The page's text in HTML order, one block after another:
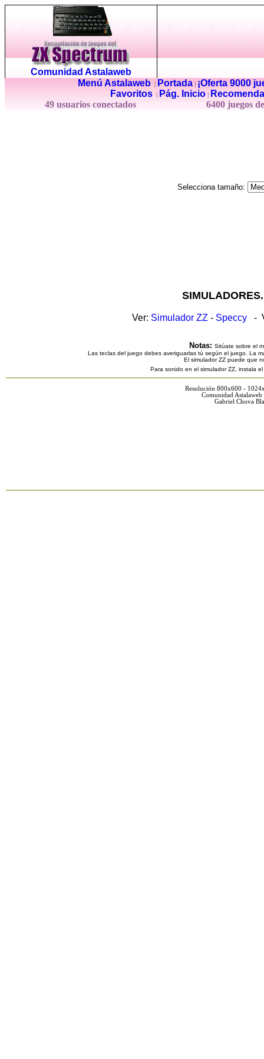
Comunidad Astalaweb
Menú Astalaweb| Portada|
¡Oferta 9000
Favoritos
Pág. Inicio
49 usuarios conectados
6400 juegos
Selecciona tamaño:
Ver: Simulador ZZ - Speccy -
Notas: Sitúate sobre el
Las teclas del juego debes averiguarlas tú según el juego. La
El simulador ZZ puede que
Para sonido en el simulador ZZ, instala
Resolución 800x600 -
Comunidad
Gabriel Chova